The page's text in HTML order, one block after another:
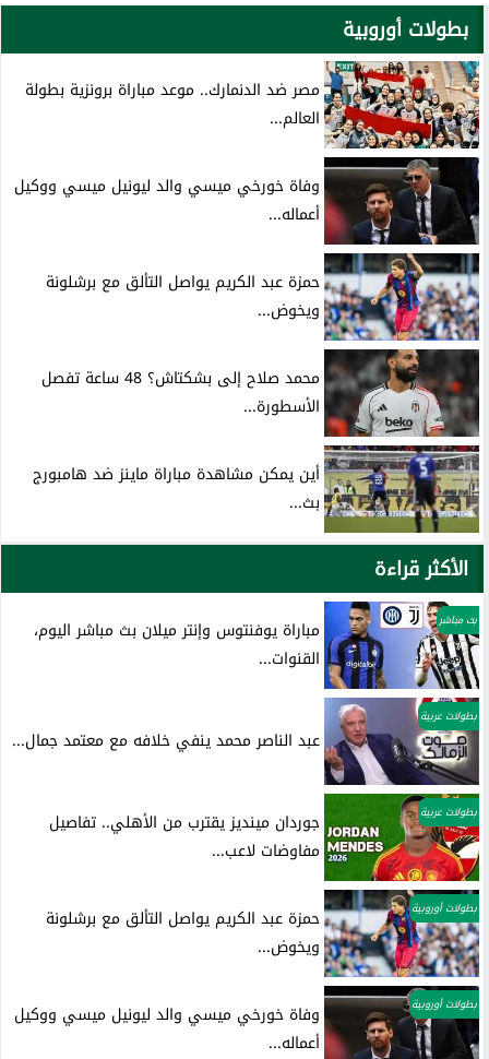
بطولات أوروبية
مصر ضد الدنمارك.. موعد مباراة برونزية بطولة
العالم...
وفاة خورخي ميسي والد ليونيل ميسي ووكيل
أعماله...
حمزة عبد الكريم يواصل التألق مع برشلونة
ويخوض...
محمد صلاح إلى بشكتاش؟ 48 ساعة تفصل
الأسطورة...
أين يمكن مشاهدة مباراة ماينز ضد هامبورج
بث...
الأكثر قراءة
بث مباشر
مباراة يوفنتوس وإنتر ميلان بث مباشر اليوم،
القنوات...
بطولات عربية
عبد الناصر محمد ينفي خلافه مع معتمد جمال...
بطولات عربية
جوردان مينديز يقترب من الأهلي.. تفاصيل
مفاوضات لاعب...
بطولات أوروبية
حمزة عبد الكريم يواصل التألق مع برشلونة
ويخوض...
بطولات أوروبية
وفاة خورخي ميسي والد ليونيل ميسي ووكيل
أعماله...